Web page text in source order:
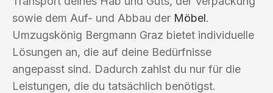
sowie dem Auf- und Abbau der Möbel.
Umzugskönig Bergmann Graz bietet individuelle
Lösungen an, die auf deine Bedürfnisse
angepasst sind. Dadurch zahlst du nur für die
Leistungen, die du tatsächlich benötigst.